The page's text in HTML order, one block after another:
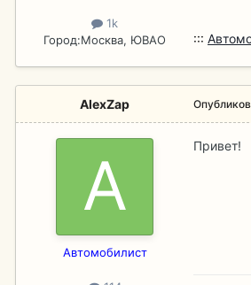
1k
Город:Москва, ЮВАО :::
AlexZap
Aвтомобилист
Привет!